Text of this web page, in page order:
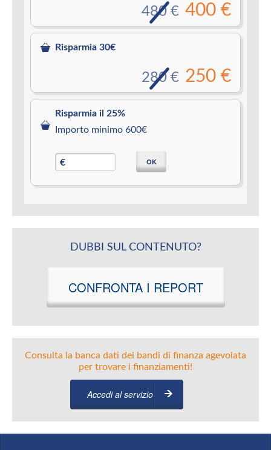
400 €
480 €
Risparmia 30€
250 €
280 €
Risparmia il 25%
Importo minimo 600€
€ OK
DUBBI SUL CONTENUTO?
CONFRONTA I REPORT
Consulta la banca dati dei bandi di finanza agevolata
per trovare i finanziamenti!
Accedi al servizio